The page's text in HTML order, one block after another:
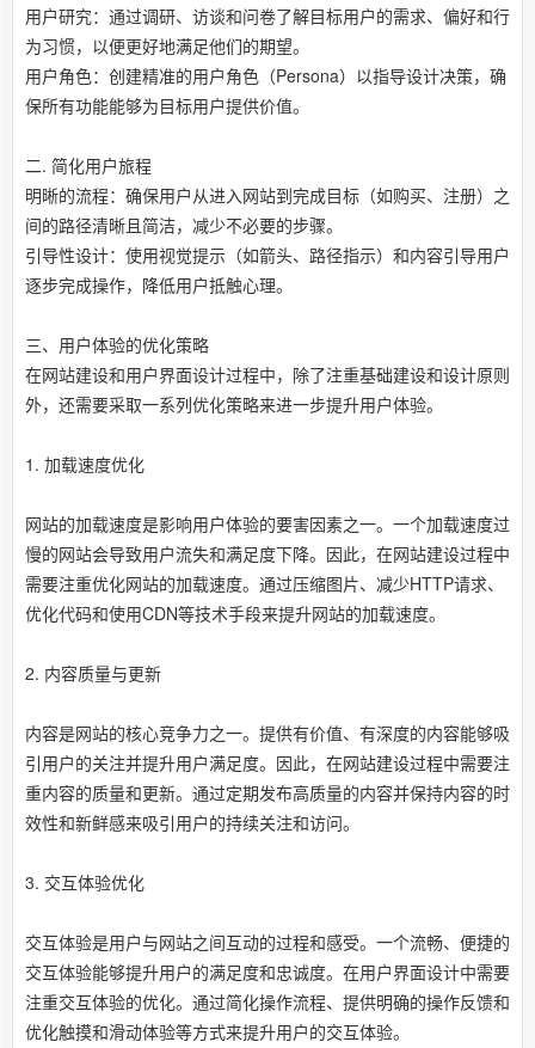
用户研究：通过调研、访谈和问卷了解目标用户的需求、偏好和行
为习惯，以便更好地满足他们的期望。
用户角色：创建精准的用户角色（Persona）以指导设计决策，确
保所有功能能够为目标用户提供价值。
二. 简化用户旅程
明晰的流程：确保用户从进入网站到完成目标（如购买、注册）之
间的路径清晰且简洁，减少不必要的步骤。
引导性设计：使用视觉提示（如箭头、路径指示）和内容引导用户
逐步完成操作，降低用户抵触心理。
三、用户体验的优化策略
在网站建设和用户界面设计过程中，除了注重基础建设和设计原则
外，还需要采取一系列优化策略来进一步提升用户体验。
1. 加载速度优化
网站的加载速度是影响用户体验的要害因素之一。一个加载速度过
慢的网站会导致用户流失和满足度下降。因此，在网站建设过程中
需要注重优化网站的加载速度。通过压缩图片、减少HTTP请求、
优化代码和使用CDN等技术手段来提升网站的加载速度。
2. 内容质量与更新
内容是网站的核心竞争力之一。提供有价值、有深度的内容能够吸
引用户的关注并提升用户满足度。因此，在网站建设过程中需要注
重内容的质量和更新。通过定期发布高质量的内容并保持内容的时
效性和新鲜感来吸引用户的持续关注和访问。
3. 交互体验优化
交互体验是用户与网站之间互动的过程和感受。一个流畅、便捷的
交互体验能够提升用户的满足度和忠诚度。在用户界面设计中需要
注重交互体验的优化。通过简化操作流程、提供明确的操作反馈和
优化触摸和滑动体验等方式来提升用户的交互体验。